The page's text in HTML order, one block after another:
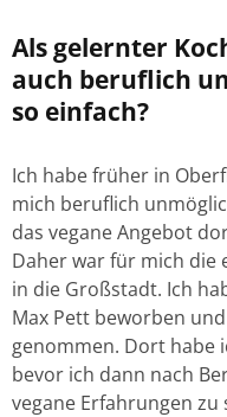
Als gelernter
auch beruflich
so einfach?
Ich habe früher in
mich beruflich
das vegane Angebot
Daher war für mich die
in die Großstadt. Ich
Max Pett beworben
genommen. Dort habe
bevor ich dann nach
vegane Erfahrungen zu